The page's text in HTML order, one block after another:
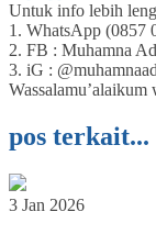
Untuk info lebih
1. WhatsApp (0857
2. FB : Muhamna
3. iG :
pos terkait...
3 Jan 2026